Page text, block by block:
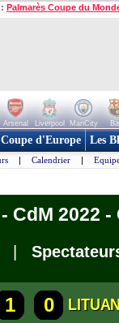
Palmarès Coupe du
Arsenal Liverpool ManCity
Coupe d'Europe Les
| Calendrier |
CdM 2022
|
1 0